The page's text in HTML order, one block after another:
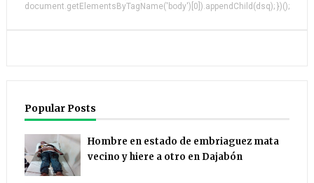
document.getElementsByTagName('body')[0]).appendChild(dsq); })();
Popular Posts
Hombre en estado de embriaguez mata
vecino y hiere a otro en Dajabón